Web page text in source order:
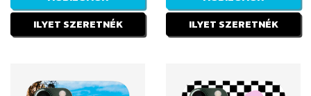
ILYET SZERETNÉK
ILYET SZERETNÉK